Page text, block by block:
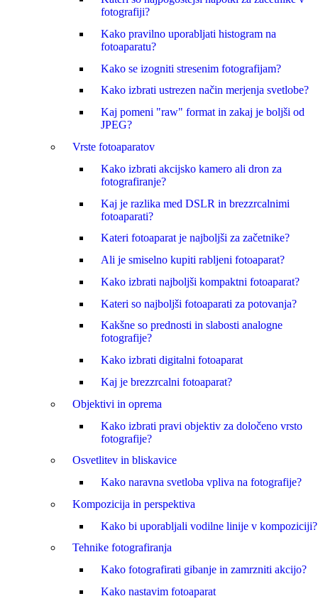
fotografiji?
Kako pravilno uporabljati histogram na
fotoaparatu?
Kako se izogniti stresenim fotografijam?
Kako izbrati ustrezen način merjenja svetlobe?
Kaj pomeni "raw" format in zakaj je boljši od
JPEG?
Vrste fotoaparatov
Kako izbrati akcijsko kamero ali dron za
fotografiranje?
Kaj je razlika med DSLR in brezzrcalnimi
fotoaparati?
Kateri fotoaparat je najboljši za začetnike?
Ali je smiselno kupiti rabljeni fotoaparat?
Kako izbrati najboljši kompaktni fotoaparat?
Kateri so najboljši fotoaparati za potovanja?
Kakšne so prednosti in slabosti analogne
fotografije?
Kako izbrati digitalni fotoaparat
Kaj je brezzrcalni fotoaparat?
Objektivi in oprema
Kako izbrati pravi objektiv za določeno vrsto
fotografije?
Osvetlitev in bliskavice
Kako naravna svetloba vpliva na fotografije?
Kompozicija in perspektiva
Kako bi uporabljali vodilne linije v kompoziciji?
Tehnike fotografiranja
Kako fotografirati gibanje in zamrzniti akcijo?
Kako nastavim fotoaparat